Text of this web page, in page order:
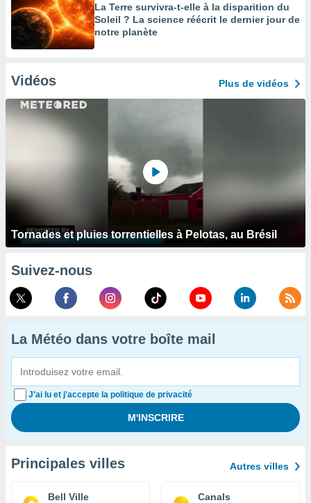
La Terre survivra-t-elle à la disparition du
Soleil ? La science réécrit le dernier jour de
notre planète
Vidéos Plus de vidéos
Tornades et pluies torrentielles à Pelotas, au Brésil
Suivez-nous
La Météo dans votre boîte mail
J'ai lu et j'accepte la politique de privacité
Principales villes Autres villes
Bell Ville Canals